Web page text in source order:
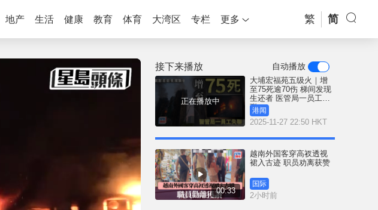
地产 生活 健康 教育 体育 大湾区 专栏 更多 繁 简
接下来播放 自动播放
正在播放中
大埔宏福苑五级火｜增
至75死逾70伤 梯间发现
生还者 医管局一员工失
联
港闻
2025-11-27 22:50 HKT
00:33
越南外国客穿高衩透视
裙入古迹 职员劝离获赞
国际
2小时前